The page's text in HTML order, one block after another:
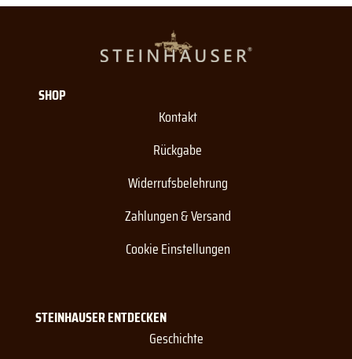
STEINHAUSER ENTDECKEN
Geschichte
SHOP
Kontakt
Rückgabe
Widerrufsbelehrung
Zahlungen & Versand
Cookie Einstellungen